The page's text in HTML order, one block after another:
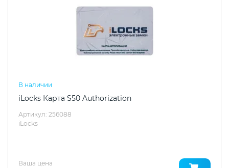
В наличии
iLocks Карта S50 Authorization
Артикул: 256088
iLocks
Ваша цена